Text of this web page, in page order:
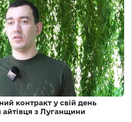
контракт у свій день
айтівця з Луганщини